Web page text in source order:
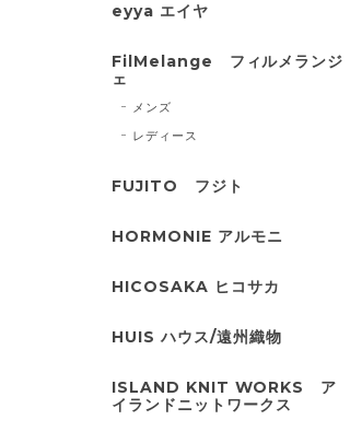
eyya エイヤ
FilMelange フィルメランジ
ェ
メンズ
レディース
FUJITO フジト
HORMONIE アルモニ
HICOSAKA ヒコサカ
HUIS ハウス/遠州織物
ISLAND KNIT WORKS ア
イランドニットワークス